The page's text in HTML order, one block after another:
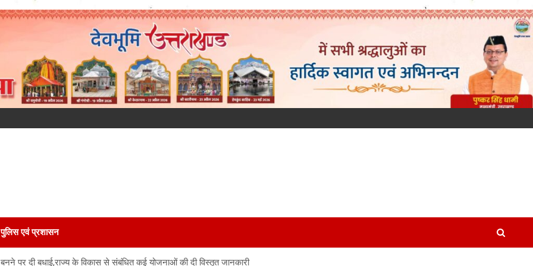
पुलिस एवं प्रशासन
बनने पर दी बधाई,राज्य के विकास से संबंधित कई योजनाओं की दी विस्तृत जानकारी